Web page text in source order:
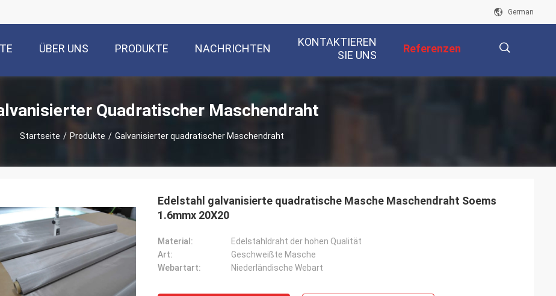
German
ÜBER UNS PRODUKTE NACHRICHTEN
KONTAKTIEREN
SIE UNS
Referenzen
Quadratischer Maschendraht
Startseite / Produkte / Galvanisierter quadratischer Maschendraht
Edelstahl galvanisierte quadratische Masche Maschendraht Soems
1.6mmx 20X20
Material:
Edelstahldraht der hohen Qualität
Art:
Geschweißte Masche
Webartart:
Niederländische Webart